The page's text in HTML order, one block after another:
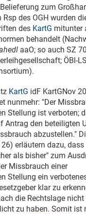
zum
des OGH wurden
des KartG mitunter
behandelt
aaO; so auch SZ
ÖBl-
KartG idF KartGNov
nunmehr: "Der
Stellung ist verboten;
Antrag den beteiligten
abzustellen."
erläutern dazu,
als bisher" zum
Missbrauch einer
Stellung ein
klar zu
die Rechtslage nicht
zu haben. Somit ist